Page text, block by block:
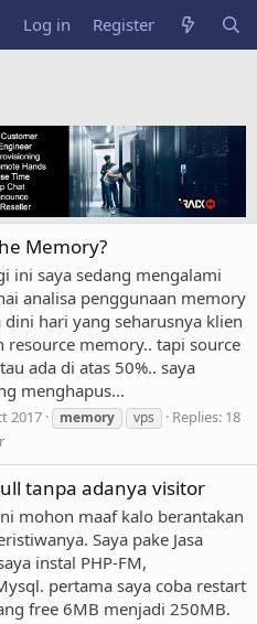
Log in Register
Memory?
ini saya sedang mengalami
analisa penggunaan memory
dini hari yang seharusnya klien
resource memory.. tapi source
ada di atas 50%.. saya
menghapus...
2017 memory vps
Replies: 18
tanpa adanya visitor
mohon maaf kalo berantakan
Saya pake Jasa
instal PHP-FM,
pertama saya coba restart
free 6MB menjadi 250MB.